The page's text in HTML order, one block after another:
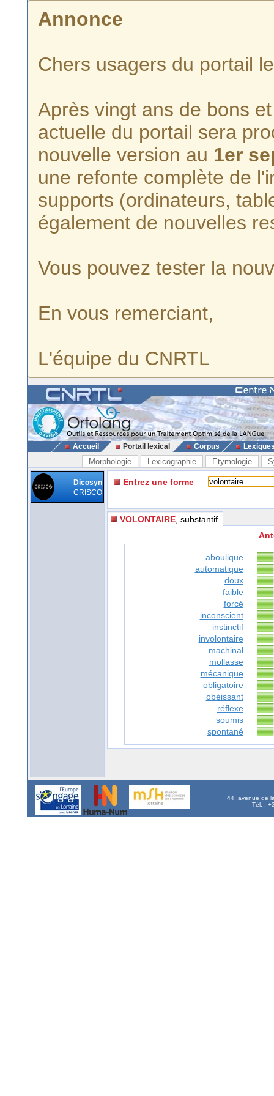
Annonce
Chers usagers du portail
Après vingt ans de bons
actuelle du portail sera
nouvelle version au 1er
une refonte complète de
supports (ordinateurs,
également de nouvelles
Vous pouvez tester la
En vous remerciant,
L'équipe du CNRTL
Accueil Portail lexical Corpus
Morphologie Lexicographie Etymologie
Dicosyn
CRISCO
Entrez une forme
VOLONTAIRE , substantif
aboulique
automatique
doux
faible
forcé
inconscient
instinctif
involontaire
machinal
mollasse
mécanique
obligatoire
obéissant
réflexe
soumis
spontané
44, avenue de
Tél. :